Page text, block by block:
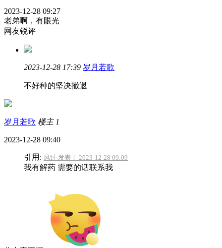
2023-12-28 09:27
老弟啊，有眼光
网友锐评
2023-12-28 17:39 岁月若歌
不好种的坚决撤退
岁月若歌 楼主 1
2023-12-28 09:40
引用: 风过 发表于 2023-12-28 09:09
我有解药 需要的话联系我